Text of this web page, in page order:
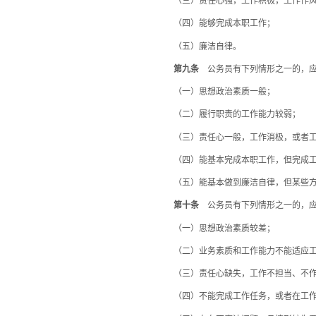
（四）能够完成本职工作；
（五）廉洁自律。
第九条 公务员有下列情形之一的，
（一）思想政治素质一般；
（二）履行职责的工作能力较弱；
（三）责任心一般，工作消极，或者
（四）能基本完成本职工作，但完成工
（五）能基本做到廉洁自律，但某些
第十条 公务员有下列情形之一的，
（一）思想政治素质较差；
（二）业务素质和工作能力不能适应
（三）责任心缺失，工作不担当、不
（四）不能完成工作任务，或者在工作